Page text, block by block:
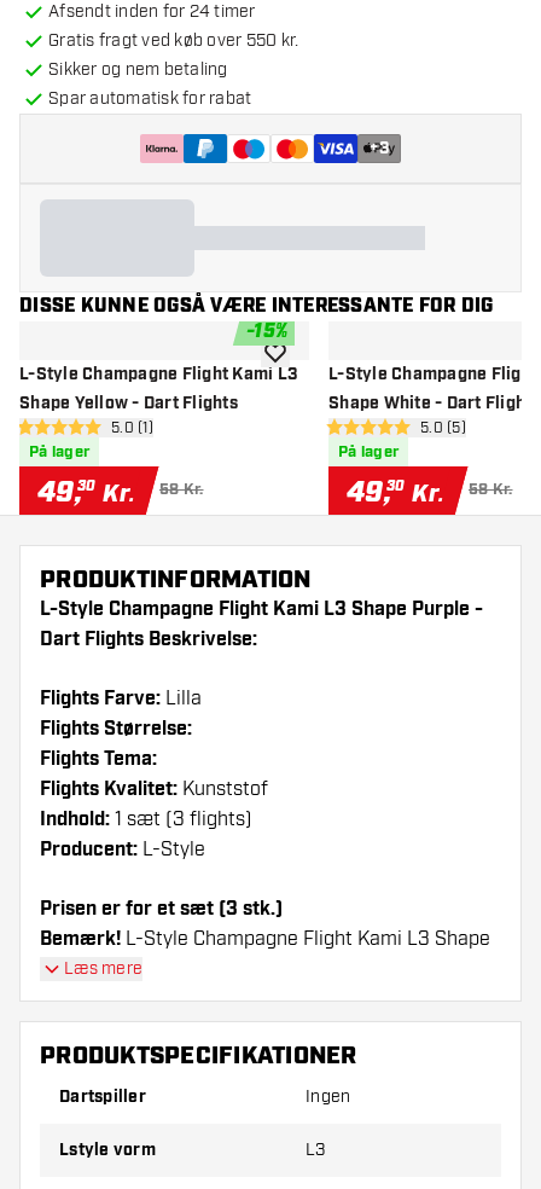
Afsendt inden for 24 timer
Gratis fragt ved køb over 550 kr.
Sikker og nem betaling
Spar automatisk for rabat
+3
DISSE KUNNE OGSÅ VÆRE INTERESSANTE FOR DIG
-15%
L-Style Champagne Flight Kami L3
Shape Yellow - Dart Flights
åbn anmeldelsespanel
5 bedømmelsesstjerner
5.0 (1)
På lager
49,30 Kr. 58 Kr.
tilføje til ønskeliste
L-Style Champagne Flight
Shape White - Dart Flights
åbn
5 bedømmelsesstjerner
5.0 (5)
På lager
49,30 Kr. 58 Kr.
PRODUKTINFORMATION
L-Style Champagne Flight Kami L3 Shape Purple -
Dart Flights Beskrivelse:
Flights Farve: Lilla
Flights Størrelse:
Flights Tema:
Flights Kvalitet: Kunststof
Indhold: 1 sæt (3 flights)
Producent: L-Style
Prisen er for et sæt (3 stk.)
Bemærk! L-Style Champagne Flight Kami L3 Shape
Purple - Dart Flights kan kun bruges med L-Style
shafts eller Nylon shafts fra andre mærker.
Dartshopper-tip!
Sørg for, at du har masser af flights og shafts
på lager. Disse kan blive beskadiget eller
knækket ved brug.
Læs mere
PRODUKTSPECIFIKATIONER
Dartspiller Ingen
Lstyle vorm L3